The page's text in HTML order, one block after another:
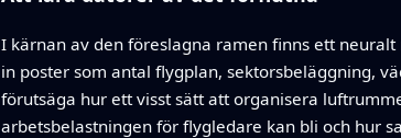
I kärnan av den föreslagna ramen finns ett
in poster som antal flygplan, sektorsbeläggning,
förutsäga hur ett visst sätt att organisera
arbetsbelastningen för flygledare kan bli och hur